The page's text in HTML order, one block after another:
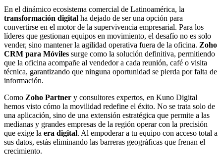
En el dinámico ecosistema comercial de Latinoamérica, la
transformación digital ha dejado de ser una opción para
convertirse en el motor de la supervivencia empresarial. Para los
líderes que gestionan equipos en movimiento, el desafío no es solo
vender, sino mantener la agilidad operativa fuera de la oficina. Zoho
CRM para Móviles surge como la solución definitiva, permitiendo
que la oficina acompañe al vendedor a cada reunión, café o visita
técnica, garantizando que ninguna oportunidad se pierda por falta de
información.
Como Zoho Partner y consultores expertos, en Kuno Digital
hemos visto cómo la movilidad redefine el éxito. No se trata solo de
una aplicación, sino de una extensión estratégica que permite a las
medianas y grandes empresas de la región operar con la precisión
que exige la era digital. Al empoderar a tu equipo con acceso total a
sus datos, estás eliminando las barreras geográficas que frenan el
crecimiento.